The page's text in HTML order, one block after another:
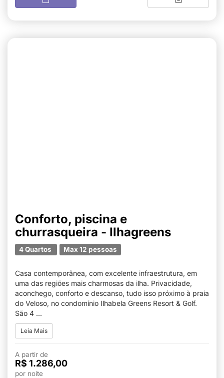
Conforto, piscina e
churrasqueira - Ilhagreens
4 Quartos Max 12 pessoas
Casa contemporânea, com excelente infraestrutura, em
uma das regiões mais charmosas da ilha. Privacidade,
aconchego, conforto e descanso, tudo isso próximo à praia
do Veloso, no condomínio Ilhabela Greens Resort & Golf.
São 4 ...
Leia Mais
A partir de
R$ 1.286,00
por noite